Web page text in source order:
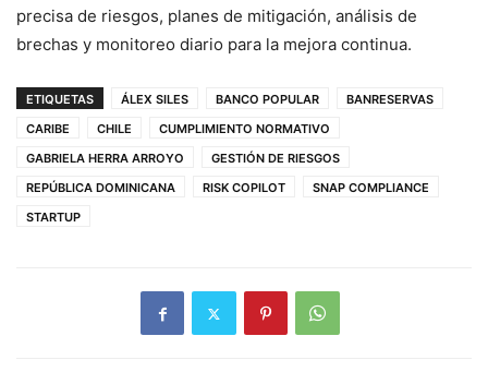
precisa de riesgos, planes de mitigación, análisis de
brechas y monitoreo diario para la mejora continua.
ETIQUETAS ÁLEX SILES BANCO POPULAR
BANRESERVAS
CARIBE
CHILE
CUMPLIMIENTO NORMATIVO
GABRIELA HERRA ARROYO
GESTIÓN DE RIESGOS
REPÚBLICA DOMINICANA
RISK COPILOT
SNAP COMPLIANCE
STARTUP